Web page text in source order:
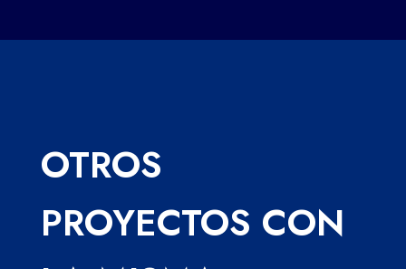
OTROS
PROYECTOS CON